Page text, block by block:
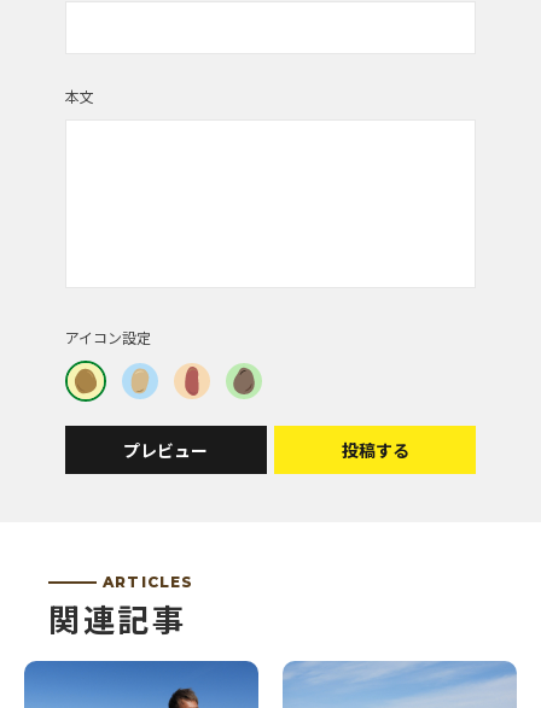
投稿者 | 愛知09
おなか一杯枝豆食べたーい
石川さんの、じゃがいもを、じゃがバターで、食べ
ジャガイモ、おいしそうですね。
本文
アイコン設定
プレビュー 投稿する
ARTICLES
関連記事